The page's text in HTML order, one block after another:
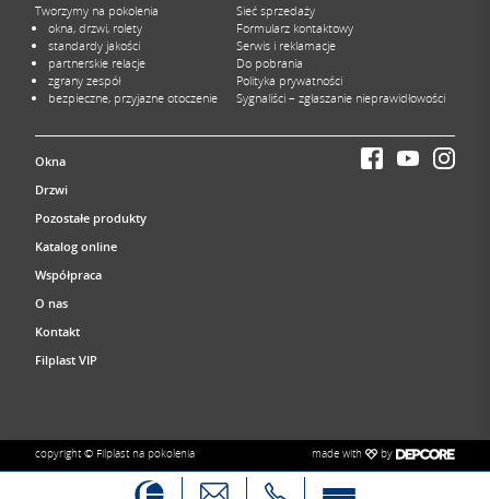
Tworzymy na pokolenia
okna, drzwi, rolety
standardy jakości
partnerskie relacje
zgrany zespół
bezpieczne, przyjazne otoczenie
Sieć sprzedaży
Formularz kontaktowy
Serwis i reklamacje
Do pobrania
Polityka prywatności
Sygnaliści – zgłaszanie nieprawidłowości
Okna
Drzwi
Pozostałe produkty
Katalog online
Współpraca
O nas
Kontakt
Filplast VIP
copyright © Filplast na pokolenia made with by